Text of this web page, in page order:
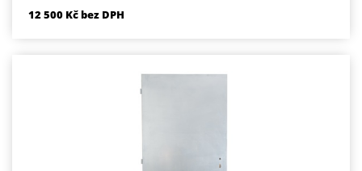
požární výplň dle PO odolnosti výztužný ocelový
Tloušťka: 43 mm
od 5000 kč/ks bez dPH podle typu a šířky ostění
12 500 Kč bez DPH